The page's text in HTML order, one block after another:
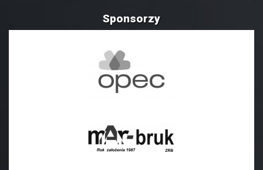
Sponsorzy